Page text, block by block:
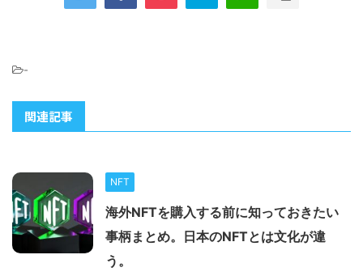
-
関連記事
NFT
海外NFTを購入する前に知っておきたい
事柄まとめ。日本のNFTとは文化が違
う。